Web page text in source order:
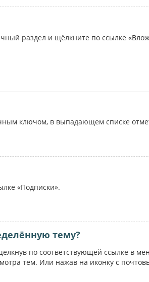
раздел и щёлкните по ссылке
ключом, в выпадающем списке
«Подписки».
тему?
по соответствующей ссылке в
тем. Или нажав на иконку с